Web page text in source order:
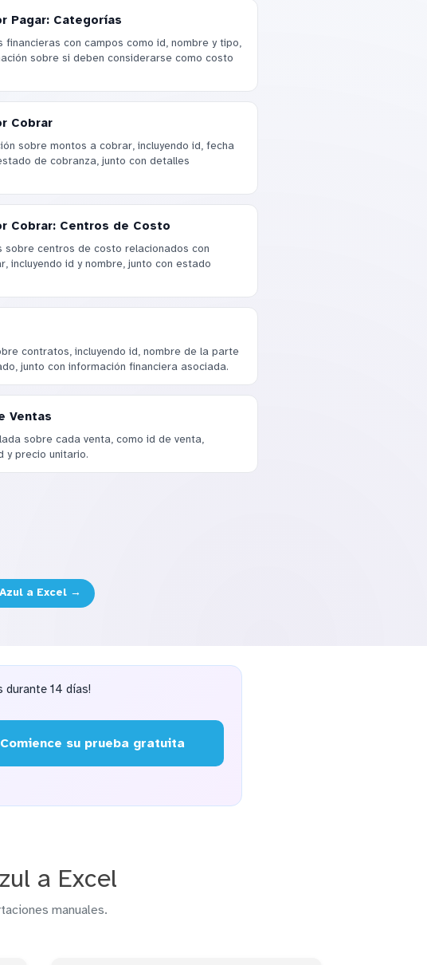
Pagar: Categorías
financieras con campos como id, nombre y tipo,
sobre si deben considerarse como costo
Cobrar
sobre montos a cobrar, incluyendo id, fecha
de cobranza, junto con detalles
Cobrar: Centros de Costo
sobre centros de costo relacionados con
incluyendo id y nombre, junto con estado
contratos, incluyendo id, nombre de la parte
junto con información financiera asociada.
Ventas
sobre cada venta, como id de venta,
y precio unitario.
a Excel →
durante 14 días!
Comience su prueba gratuita
a Excel
manuales.